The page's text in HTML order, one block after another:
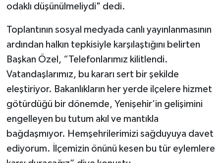
odaklı düşünülmeliydi" dedi.
Toplantının sosyal medyada canlı yayınlanmasının
ardından halkın tepkisiyle karşılaştığını belirten
Başkan Özel, “Telefonlarımız kilitlendi.
Vatandaşlarımız, bu kararı sert bir şekilde
eleştiriyor. Bakanlıkların her yerde ilçelere hizmet
götürdüğü bir dönemde, Yenişehir’in gelişimini
engelleyen bu tutum akıl ve mantıkla
bağdaşmıyor. Hemşehrilerimizi sağduyuya davet
ediyorum. İlçemizin önünü kesen bu tür eylemlere